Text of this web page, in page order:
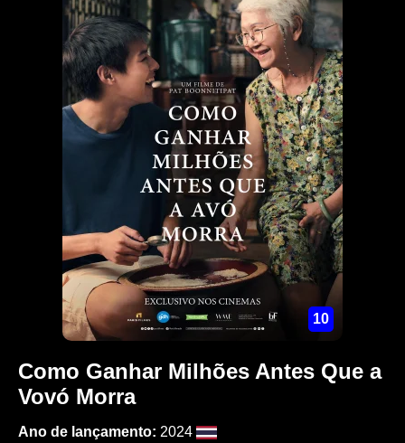
10
Como Ganhar Milhões Antes Que a
Vovó Morra
Ano de lançamento: 2024